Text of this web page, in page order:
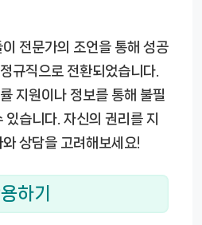
전문가의 조언을 통해 성공
규직으로 전환되었습니다.
지원이나 정보를 통해 불필
있습니다. 자신의 권리를 지
상담을 고려해보세요!
하기